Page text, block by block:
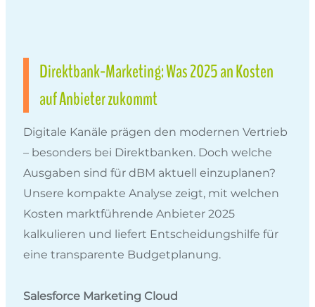
Direktbank-Marketing: Was 2025 an Kosten
auf Anbieter zukommt
Digitale Kanäle prägen den modernen Vertrieb
– besonders bei Direktbanken. Doch welche
Ausgaben sind für dBM aktuell einzuplanen?
Unsere kompakte Analyse zeigt, mit welchen
Kosten marktführende Anbieter 2025
kalkulieren und liefert Entscheidungshilfe für
eine transparente Budgetplanung.
Salesforce Marketing Cloud